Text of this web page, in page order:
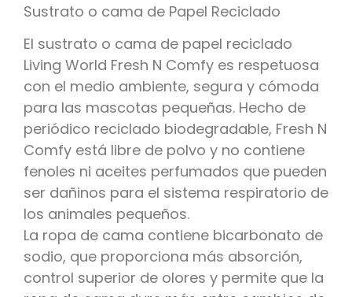
Sustrato o cama de Papel Reciclado
El sustrato o cama de papel reciclado
Living World Fresh N Comfy es respetuosa
con el medio ambiente, segura y cómoda
para las mascotas pequeñas. Hecho de
periódico reciclado biodegradable, Fresh N
Comfy está libre de polvo y no contiene
fenoles ni aceites perfumados que pueden
ser dañinos para el sistema respiratorio de
los animales pequeños.
La ropa de cama contiene bicarbonato de
sodio, que proporciona más absorción,
control superior de olores y permite que la